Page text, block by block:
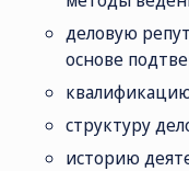
деловую
основе
структуру
историю